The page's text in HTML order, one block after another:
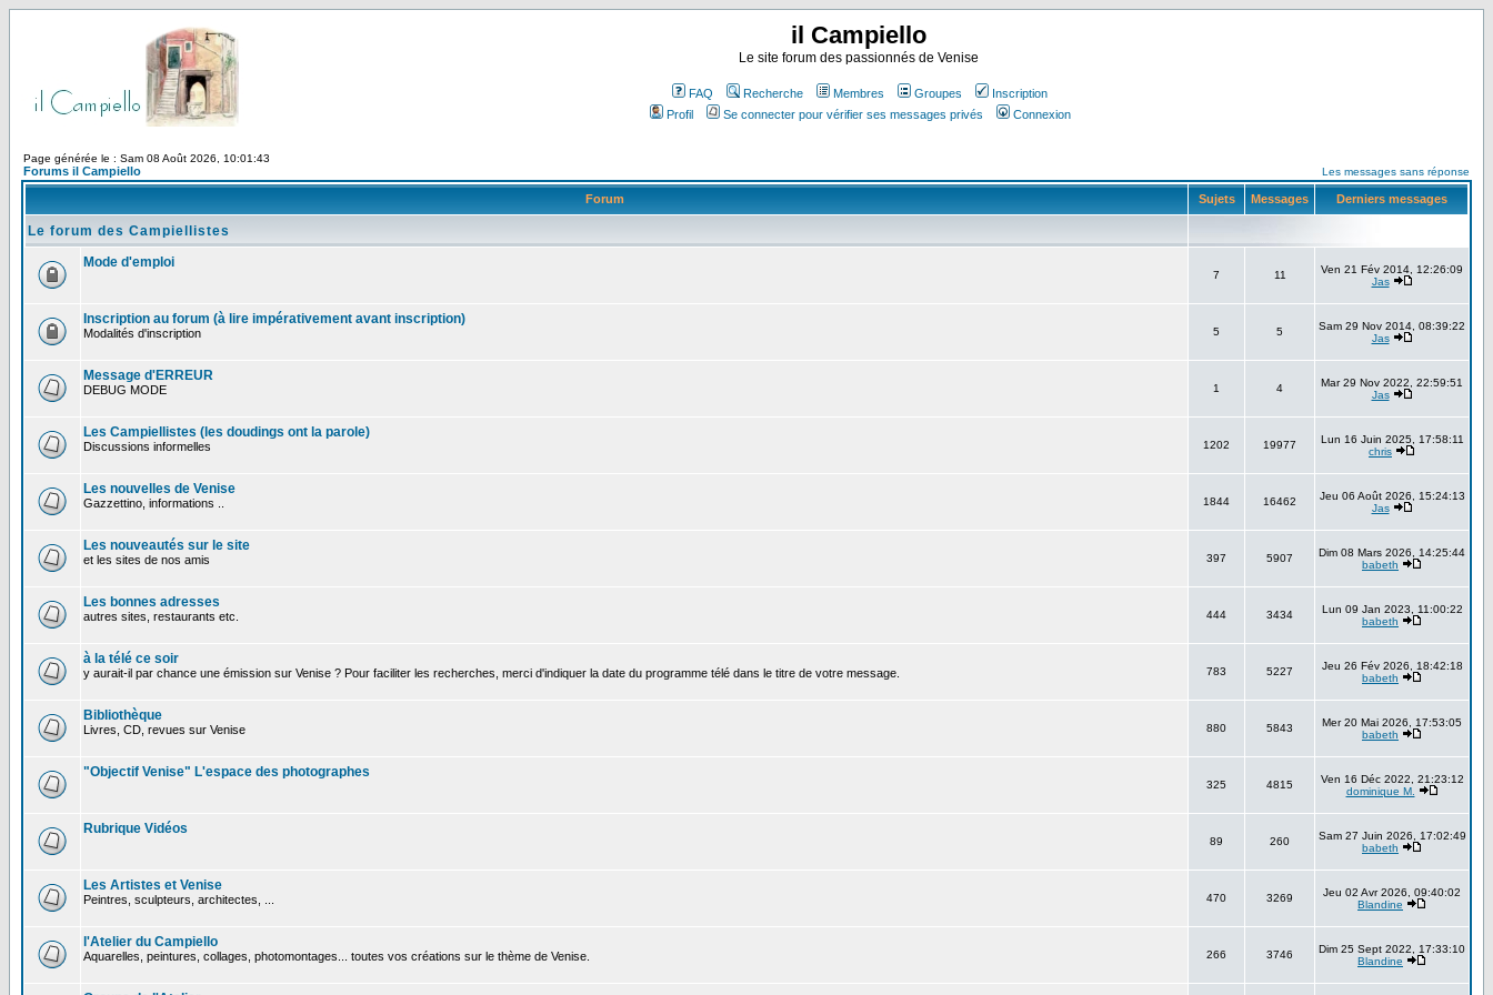
il Campiello
Le site forum des passionnés de Venise
FAQ Recherche Membres Groupes
Inscription
Profil
Se connecter pour vérifier ses messages privés Connexion
Page générée le : Sam 08 Août 2026, 10:01:43
Forums il Campiello Les messages sans réponse
Forum Sujets Messages Derniers messages
Le forum des Campiellistes
Mode d'emploi
7 11
Ven 21 Fév 2014, 12:26:09
Jas
Inscription au forum (à lire impérativement avant inscription)
Modalités d'inscription 5 5
Sam 29 Nov 2014, 08:39:22
Jas
Message d'ERREUR
DEBUG MODE 1 4
Mar 29 Nov 2022, 22:59:51
Jas
Les Campiellistes (les doudings ont la parole)
Discussions informelles 1202 19977
Lun 16 Juin 2025, 17:58:11
chris
Les nouvelles de Venise
Gazzettino, informations .. 1844 16462
Jeu 06 Août 2026, 15:24:13
Jas
Les nouveautés sur le site
et les sites de nos amis 397 5907
Dim 08 Mars 2026, 14:25:44
babeth
Les bonnes adresses
autres sites, restaurants etc. 444 3434
Lun 09 Jan 2023, 11:00:22
babeth
à la télé ce soir
y aurait-il par chance une émission sur Venise ? Pour faciliter les recherches, merci d'indiquer la date du programme télé dans le titre de votre message. 783 5227
Jeu 26 Fév 2026, 18:42:18
babeth
Bibliothèque
Livres, CD, revues sur Venise 880 5843
Mer 20 Mai 2026, 17:53:05
babeth
"Objectif Venise" L'espace des photographes
325 4815
Ven 16 Déc 2022, 21:23:12
dominique M.
Rubrique Vidéos
89 260
Sam 27 Juin 2026, 17:02:49
babeth
Les Artistes et Venise
Peintres, sculpteurs, architectes, ... 470 3269
Jeu 02 Avr 2026, 09:40:02
Blandine
l'Atelier du Campiello
Aquarelles, peintures, collages, photomontages... toutes vos créations sur le thème de Venise. 266 3746
Dim 25 Sept 2022, 17:33:10
Blandine